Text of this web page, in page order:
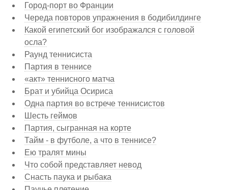
Город-порт во Франции
Череда повторов упражнения в бодибилдинге
Какой египетский бог изображался с головой
осла?
Раунд теннисиста
Партия в теннисе
«акт» теннисного матча
Брат и убийца Осириса
Одна партия во встрече теннисистов
Шесть геймов
Партия, сыгранная на корте
Тайм - в футболе, а что в теннисе?
Ею тралят мины
Что собой представляет невод
Снасть паука и рыбака